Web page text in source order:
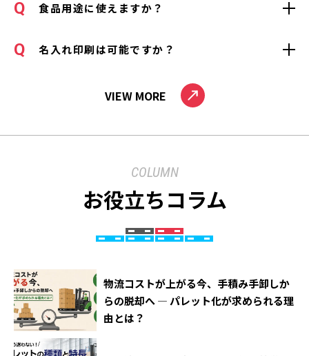
食品用途に使えますか？
名入れ印刷は可能ですか？
VIEW MORE
COLUMN
お役立ちコラム
物流コストが上がる今、手積み手卸しか
らの脱却へ ― パレット化が求められる理
由とは？